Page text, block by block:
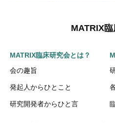
MATRIX
MATRIX臨床研究会とは？
会の趣旨
発起人からひとこと
研究開発者からひと言